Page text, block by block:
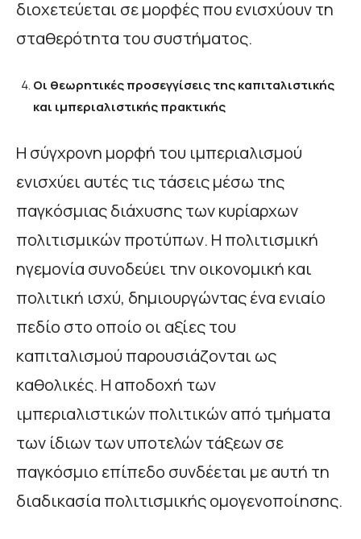
διοχετεύεται σε μορφές που ενισχύουν τη
σταθερότητα του συστήματος.
Οι θεωρητικές προσεγγίσεις της καπιταλιστικής
και ιμπεριαλιστικής πρακτικής
Η σύγχρονη μορφή του ιμπεριαλισμού
ενισχύει αυτές τις τάσεις μέσω της
παγκόσμιας διάχυσης των κυρίαρχων
πολιτισμικών προτύπων. Η πολιτισμική
ηγεμονία συνοδεύει την οικονομική και
πολιτική ισχύ, δημιουργώντας ένα ενιαίο
πεδίο στο οποίο οι αξίες του
καπιταλισμού παρουσιάζονται ως
καθολικές. Η αποδοχή των
ιμπεριαλιστικών πολιτικών από τμήματα
των ίδιων των υποτελών τάξεων σε
παγκόσμιο επίπεδο συνδέεται με αυτή τη
διαδικασία πολιτισμικής ομογενοποίησης.